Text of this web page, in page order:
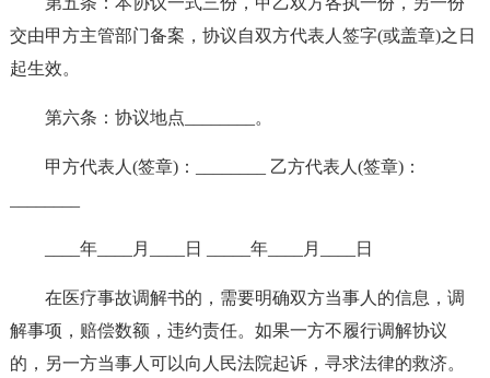
交由甲方主管部门备案，协议自双方代表人签字(或盖章)之日
起生效。
第六条：协议地点________。
甲方代表人(签章)：________ 乙方代表人(签章)：
____年____月____日 _____年____月____日
在医疗事故调解书的，需要明确双方当事人的信息，调
解事项，赔偿数额，违约责任。如果一方不履行调解协议
的，另一方当事人可以向人民法院起诉，寻求法律的救济。